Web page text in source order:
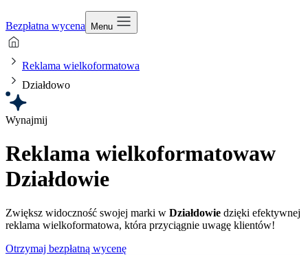
Bezpłatna wycena Menu
Reklama wielkoformatowa
Działdowo
Wynajmij
Reklama wielkoformatowaw
Działdowie
Zwiększ widoczność swojej marki w Działdowie dzięki efektywnej
reklama wielkoformatowa, która przyciągnie uwagę klientów!
Otrzymaj bezpłatną wycenę